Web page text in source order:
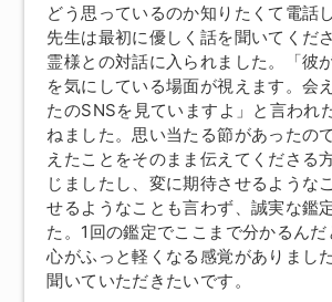
どう思っているのか知りたくて電話
先生は最初に優しく話を聞いてくだ
霊様との対話に入られました。「彼
を気にしている場面が視えます。会
たのSNSを見ていますよ」と言われ
ねました。思い当たる節があったの
えたことをそのまま伝えてくださる
じましたし、変に期待させるような
せるようなことも言わず、誠実な鑑
た。1回の鑑定でここまで分かるんだ
心がふっと軽くなる感覚がありまし
聞いていただきたいです。